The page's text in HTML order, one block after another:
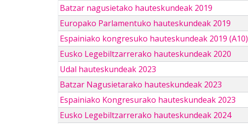
Batzar nagusietako hauteskundeak 2019
Europako Parlamentuko hauteskundeak 2019
Espainiako kongresuko hauteskundeak 2019 (A10)
Eusko Legebiltzarrerako hauteskundeak 2020
Udal hauteskundeak 2023
Batzar Nagusietarako hauteskundeak 2023
Espainiako Kongresurako hauteskundeak 2023
Eusko Legebiltzarrerako hauteskundeak 2024